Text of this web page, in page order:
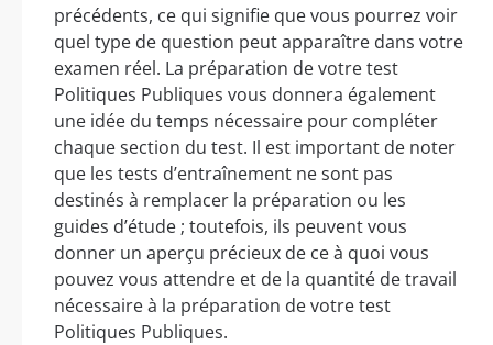
précédents, ce qui signifie que vous pourrez voir
quel type de question peut apparaître dans votre
examen réel. La préparation de votre test
Politiques Publiques vous donnera également
une idée du temps nécessaire pour compléter
chaque section du test. Il est important de noter
que les tests d’entraînement ne sont pas
destinés à remplacer la préparation ou les
guides d’étude ; toutefois, ils peuvent vous
donner un aperçu précieux de ce à quoi vous
pouvez vous attendre et de la quantité de travail
nécessaire à la préparation de votre test
Politiques Publiques.